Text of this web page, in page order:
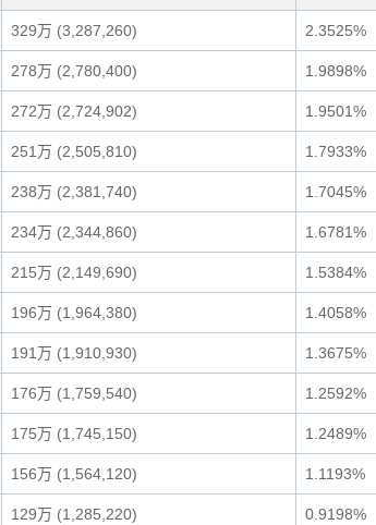
329万 (3,287,260) 2.3525%
278万 (2,780,400) 1.9898%
272万 (2,724,902) 1.9501%
251万 (2,505,810) 1.7933%
238万 (2,381,740) 1.7045%
234万 (2,344,860) 1.6781%
215万 (2,149,690) 1.5384%
196万 (1,964,380) 1.4058%
191万 (1,910,930) 1.3675%
176万 (1,759,540) 1.2592%
175万 (1,745,150) 1.2489%
156万 (1,564,120) 1.1193%
129万 (1,285,220) 0.9198%